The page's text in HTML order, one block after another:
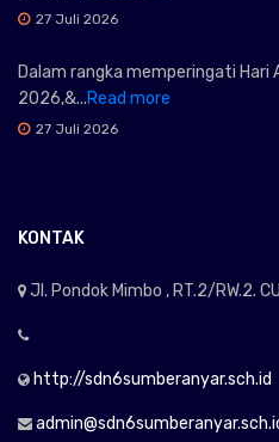
27 Juli 2026
Dalam rangka memperingati Hari
2026,&...Read more
27 Juli 2026
KONTAK
Jl. Pondok Mimbo , RT.2/RW.2.
http://sdn6sumberanyar.sch.id